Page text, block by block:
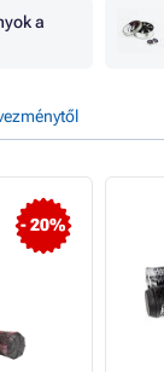
a
- 20%